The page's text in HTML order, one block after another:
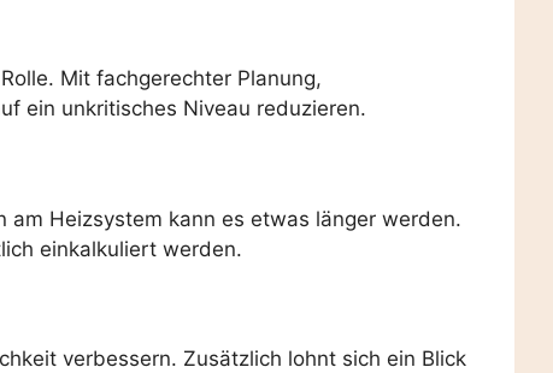
Mit fachgerechter Planung,
ein unkritisches Niveau reduzieren.
Heizsystem kann es etwas länger werden.
einkalkuliert werden.
verbessern. Zusätzlich lohnt sich ein Blick